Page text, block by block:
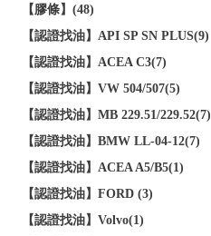
【膠條】(48)
【認證找油】API SP SN PLUS(9)
【認證找油】ACEA C3(7)
【認證找油】VW 504/507(5)
【認證找油】MB 229.51/229.52(7)
【認證找油】BMW LL-04-12(7)
【認證找油】ACEA A5/B5(1)
【認證找油】FORD (3)
【認證找油】Volvo(1)